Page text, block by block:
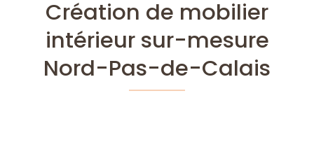
Création de mobilier
intérieur sur-mesure
Nord-Pas-de-Calais